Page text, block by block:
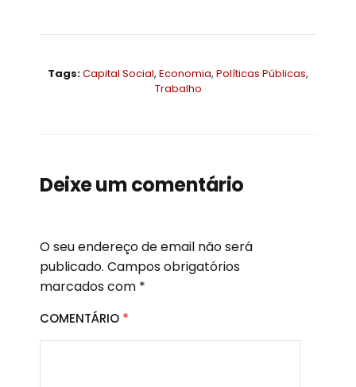
Tags:Capital Social, Economia, Políticas Públicas,
Trabalho
Deixe um comentário
O seu endereço de email não será
publicado. Campos obrigatórios
marcados com *
COMENTÁRIO *